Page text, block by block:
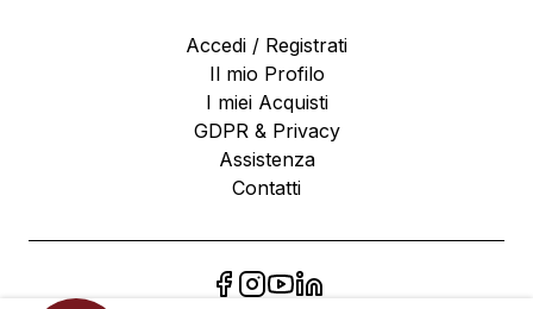
Accedi / Registrati
Il mio Profilo
I miei Acquisti
GDPR & Privacy
Assistenza
Contatti